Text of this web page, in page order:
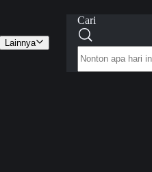
Lainnya
Cari